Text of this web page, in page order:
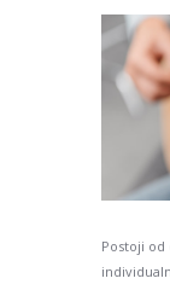
Postoji od